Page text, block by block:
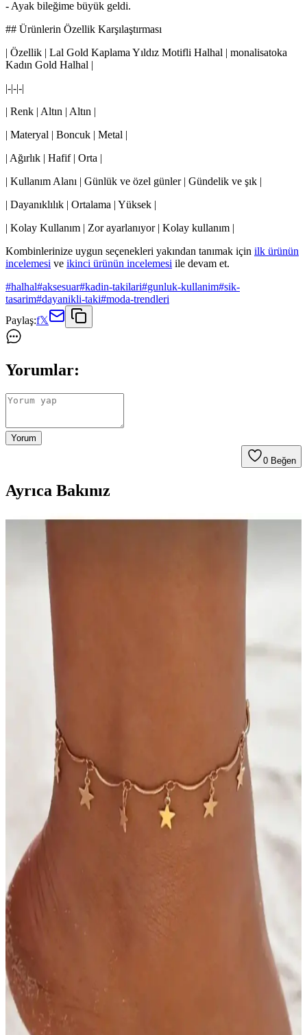
- Ayak bileğime büyük geldi.
## Ürünlerin Özellik Karşılaştırması
| Özellik | Lal Gold Kaplama Yıldız Motifli Halhal | monalisatoka
Kadın Gold Halhal |
|-|-|-|
| Renk | Altın | Altın |
| Materyal | Boncuk | Metal |
| Ağırlık | Hafif | Orta |
| Kullanım Alanı | Günlük ve özel günler | Gündelik ve şık |
| Dayanıklılık | Ortalama | Yüksek |
| Kolay Kullanım | Zor ayarlanıyor | Kolay kullanım |
Kombinlerinize uygun seçenekleri yakından tanımak için ilk ürünün
incelemesi ve ikinci ürünün incelemesi ile devam et.
#halhal#aksesuar#kadin-takilari#gunluk-kullanim#sik-
tasarim#dayanikli-taki#moda-trendleri
Paylaş:f𝕏
Yorumlar:
Yorum
0 Beğen
Ayrıca Bakınız
MisBoho ve Petek Aksesuar Halhal Setleri
Karşılaştırması Ürün Özellikleri ve Kullanıcı
Yorumları
İki popüler halhal setini detaylıca karşılaştırıyoruz. MisBoho'nun
zarif tasarımı ve Petek Aksesuar'ın ışıltılı görünümüyle her tarzınıza
uygun seçenekler sunuyor.
Beykan Halhal ve Söğütlü Silver Gümüş Bileklik
Karşılaştırması: Tasarım ve Kalite Analizi
Beykan Halhal ve Söğütlü Silver bilekliklerinin tasarım, malzeme ve
kullanıcı yorumlarıyla detaylı karşılaştırması. Şıklık ve kalite odaklı
seçim yapmanıza yardımcı olur.
Altın Halhal Nedir, Tarihçesi, Güncel Trendler ve
Yatırım Fırsatları
Altın halhal, geleneksel ve modern tasarımlarla kadınların güzellik
ve yatırımını bir araya getiriyor. Zarif detaylar ve fiyat trendleri
hakkında bilgi edin.
Halhal Modası: Çanta ve Aksesuarlarla Şıklık ve
Fonksiyonelliğin Buluşması
Halhal, modern çanta aksesuarlarında şıklık ve fonksiyonelliği bir
araya getirerek kişisel tarzı yansıtan popüler bir trend haline geliyor.
MisBoho ve New Obsessions Kadın Halhal
Modellerinin Karşılaştırması
MisBoho ve New Obsessions halhal modellerinin özellikleri,
kullanıcı yorumları ve karşılaştırmasıyla, şıklık ve konforu bir arada
sunan seçenekleri keşfedin.
Gypsy Girl ve Petek Aksesuar Boncuk Halhal Setleri
Karşılaştırması ve Seçim Rehberi